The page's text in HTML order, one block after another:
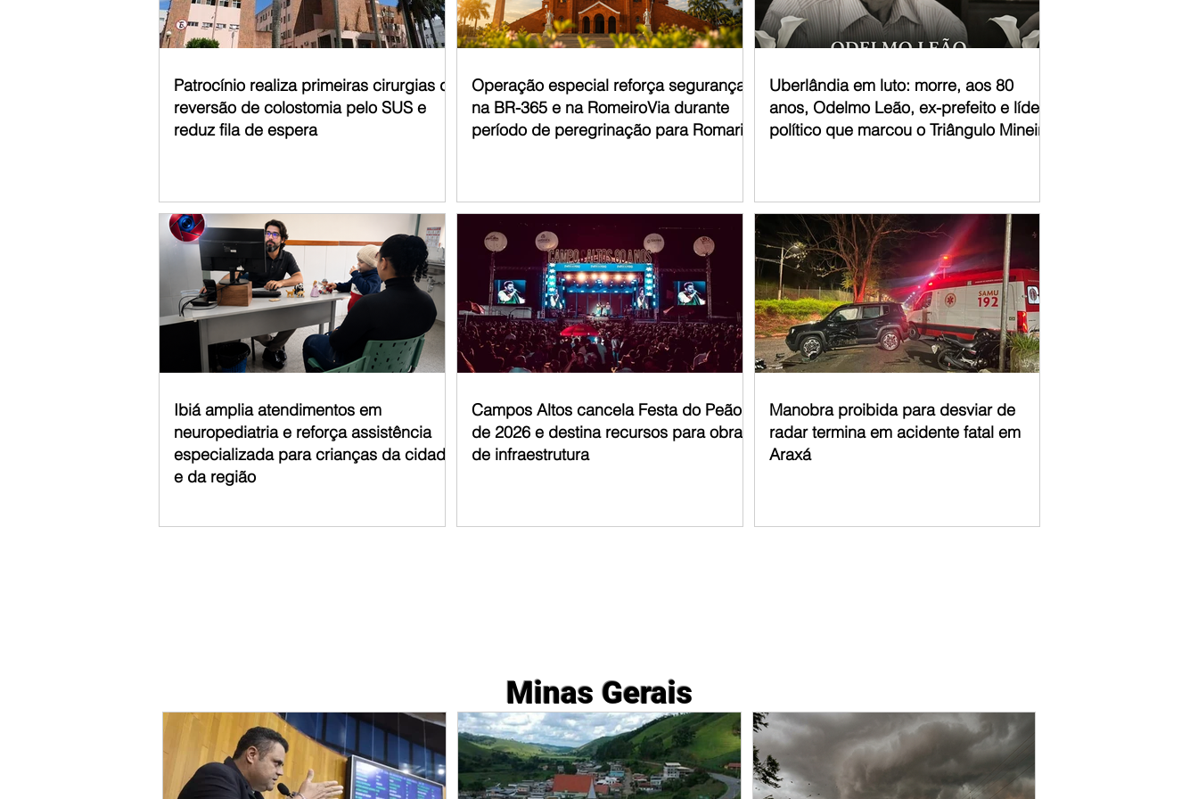
Patrocínio realiza primeiras cirurgias de
reversão de colostomia pelo SUS e
reduz fila de espera
Operação especial reforça segurança
na BR-365 e na RomeiroVia durante
período de peregrinação para Romaria
Uberlândia em luto: morre, aos 80
anos, Odelmo Leão, ex-prefeito e líder
político que marcou o Triângulo Mineiro
Ibiá amplia atendimentos em
neuropediatria e reforça assistência
especializada para crianças da cidade
e da região
Campos Altos cancela Festa do Peão
de 2026 e destina recursos para obras
de infraestrutura
Manobra proibida para desviar de
radar termina em acidente fatal em
Araxá
Minas Gerais